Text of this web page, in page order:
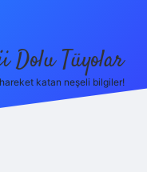
Dolu Tüyolar
katan neşeli bilgiler!